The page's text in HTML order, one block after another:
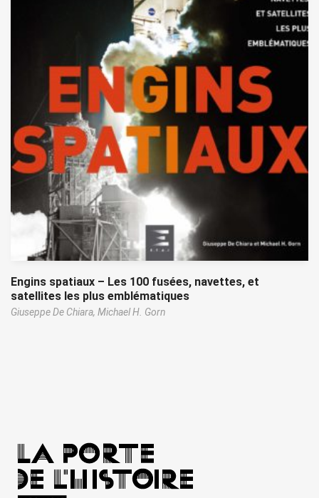
Engins spatiaux – Les 100 fusées, navettes, et
satellites les plus emblématiques
Giuseppe De Chiara, Michael H. Gorn